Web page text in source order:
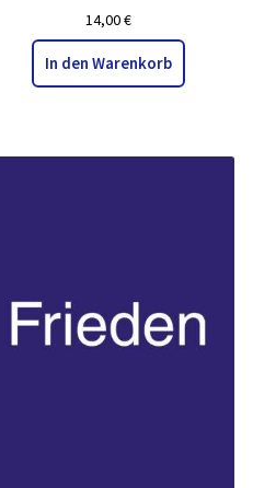
14,00€
In den Warenkorb